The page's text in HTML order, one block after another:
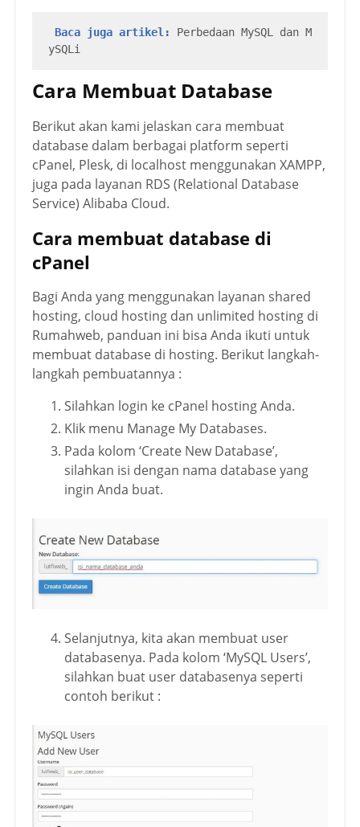
Baca juga artikel:
Perbedaan MySQL dan M
ySQLi
Cara Membuat Database
Berikut akan kami jelaskan cara membuat
database dalam berbagai platform seperti
cPanel, Plesk, di localhost menggunakan XAMPP,
juga pada layanan RDS (Relational Database
Service) Alibaba Cloud.
Cara membuat database di
cPanel
Bagi Anda yang menggunakan layanan shared
hosting, cloud hosting dan unlimited hosting di
Rumahweb, panduan ini bisa Anda ikuti untuk
membuat database di hosting. Berikut langkah-
langkah pembuatannya :
Silahkan login ke cPanel hosting Anda.
Klik menu Manage My Databases.
Pada kolom ‘Create New Database’,
silahkan isi dengan nama database yang
ingin Anda buat.
Selanjutnya, kita akan membuat user
databasenya. Pada kolom ‘MySQL Users’,
silahkan buat user databasenya seperti
contoh berikut :